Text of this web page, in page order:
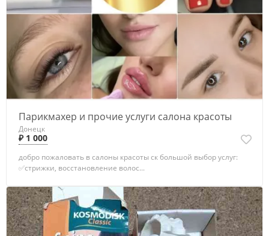
Парикмахер и прочие услуги салона красоты
Донецк
₽ 1 000
добро пожаловать в салоны красоты ск большой выбор услуг:
✅стрижки, восстановление волос...